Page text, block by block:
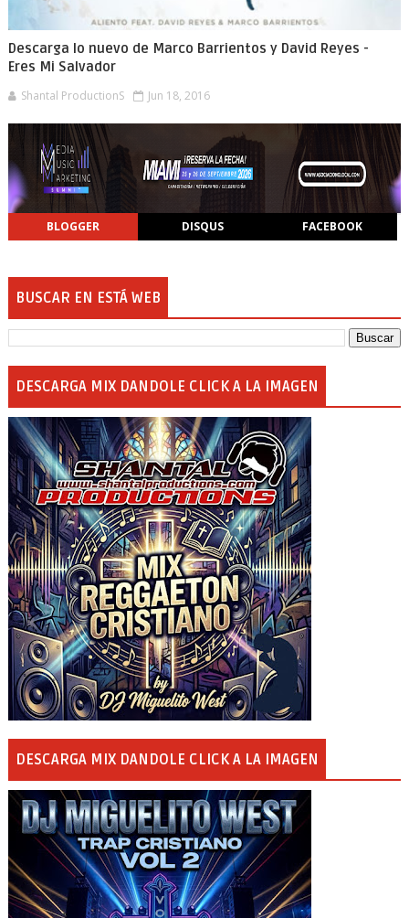
Descarga lo nuevo de Marco Barrientos y David Reyes -
Eres Mi Salvador
Shantal ProductionS Jun 18, 2016
BLOGGER DISQUS FACEBOOK
BUSCAR EN ESTÁ WEB
DESCARGA MIX DANDOLE CLICK A LA IMAGEN
DESCARGA MIX DANDOLE CLICK A LA IMAGEN